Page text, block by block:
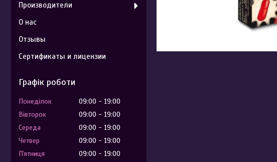
Производители
О нас
Отзывы
Сертификаты и лицензии
Графік роботи
Понеділок 09:00
19:00
Вівторок
09:00
19:00
Середа
09:00
19:00
Четвер
09:00
19:00
Пʼятниця
09:00
19:00